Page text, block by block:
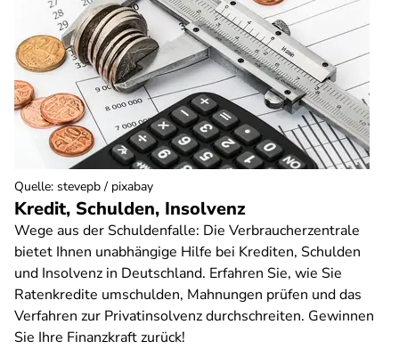
Kredit, Schulden, Insolvenz
Wege aus der Schuldenfalle: Die Verbraucherzentrale
bietet Ihnen unabhängige Hilfe bei Krediten, Schulden
und Insolvenz in Deutschland. Erfahren Sie, wie Sie
Ratenkredite umschulden, Mahnungen prüfen und das
Verfahren zur Privatinsolvenz durchschreiten. Gewinnen
Sie Ihre Finanzkraft zurück!
Quelle: stevepb / pixabay